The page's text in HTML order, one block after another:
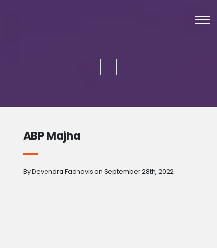
ABP Majha
By Devendra Fadnavis on September 28th, 2022